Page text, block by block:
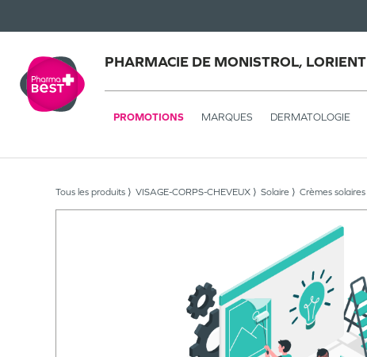
PHARMACIE DE MONISTROL, LORIENT
PROMOTIONS MARQUES DERMATOLOGIE
Tous les produits VISAGE-CORPS-CHEVEUX Solaire Crèmes solaires